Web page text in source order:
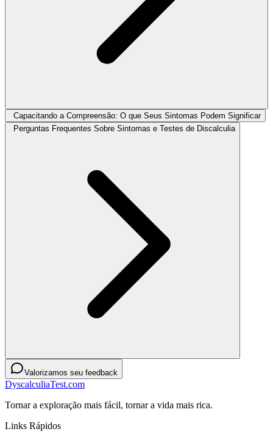
Capacitando a Compreensão: O que Seus Sintomas Podem Significar
Perguntas Frequentes Sobre Sintomas e Testes de Discalculia
Valorizamos seu feedback
DyscalculiaTest.com
Tornar a exploração mais fácil, tornar a vida mais rica.
Links Rápidos